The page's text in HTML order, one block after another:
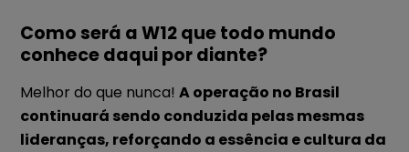
Como será a W12 que todo mundo
conhece daqui por diante?
Melhor do que nunca!A operação no Brasil
continuará sendo conduzida pelas mesmas
lideranças, reforçando a essência e cultura da